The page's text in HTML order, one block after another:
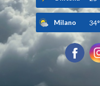
Milano 34°